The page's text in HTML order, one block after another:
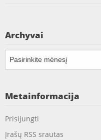
Archyvai
Archyvai
Metainformacija
Prisijungti
Įrašų RSS srautas